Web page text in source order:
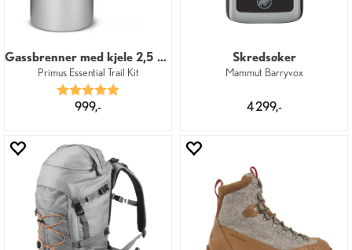
Gassbrenner med kjele 2,5 kW
Primus Essential Trail Kit
Karakter:
999,-
Skredsøker
Mammut Barryvox
4 299,-